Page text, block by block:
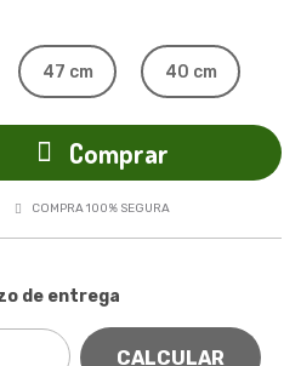
47 cm 40 cm
Comprar
COMPRA 100% SEGURA
de entrega
CALCULAR